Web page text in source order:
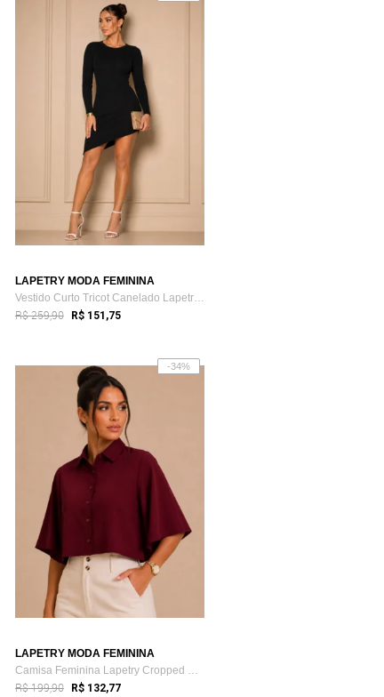
LAPETRY MODA FEMININA
Vestido Curto Tricot Canelado Lapetry P...
R$ 259,90 R$ 151,75
-34%
LAPETRY MODA FEMININA
Camisa Feminina Lapetry Cropped Manga Sino Vinho
R$ 199,90 R$ 132,77